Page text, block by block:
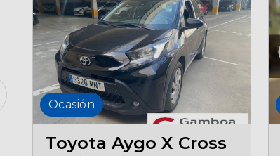
Ocasión
Toyota Aygo X Cross